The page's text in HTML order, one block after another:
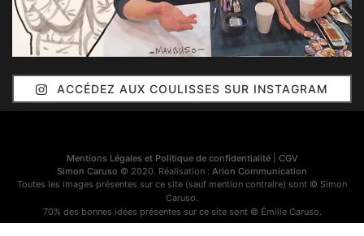
ACCÉDEZ AUX COULISSES SUR INSTAGRAM
Mentions Légales et Politique de confidentialité| CGV
Simon Caruso © 2020. Réalisation : Arion Communication
Toutes les images présentes sur ce site (sauf mention contraire) sont © Simon
Caruso.
70% des bonnes idées présentes sur ce site sont © Émilie Caruso.